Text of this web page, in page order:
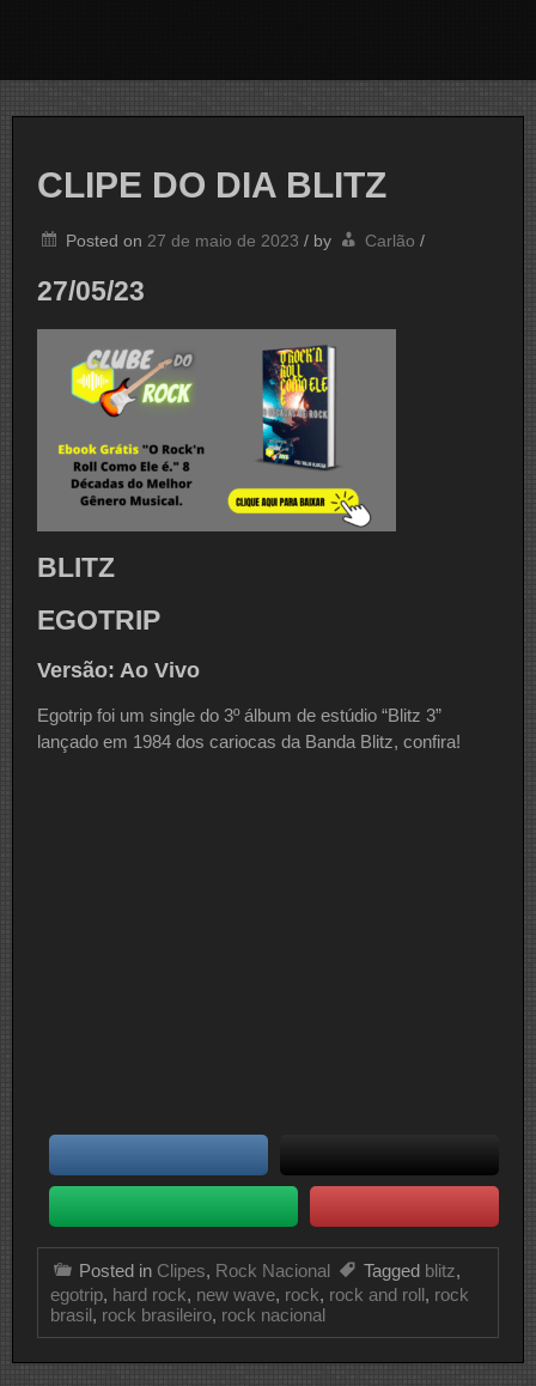
CLIPE DO DIA BLITZ
Posted on 27 de maio de 2023 / by Carlão /
27/05/23
BLITZ
EGOTRIP
Versão: Ao Vivo
Egotrip foi um single do 3º álbum de estúdio “Blitz 3”
lançado em 1984 dos cariocas da Banda Blitz, confira!
Posted in Clipes, Rock Nacional Tagged blitz,
egotrip, hard rock, new wave, rock, rock and roll, rock
brasil, rock brasileiro, rock nacional